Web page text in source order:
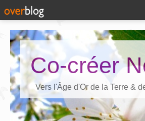
Co-créer
Vers l'Âge d'Or de la Terre &